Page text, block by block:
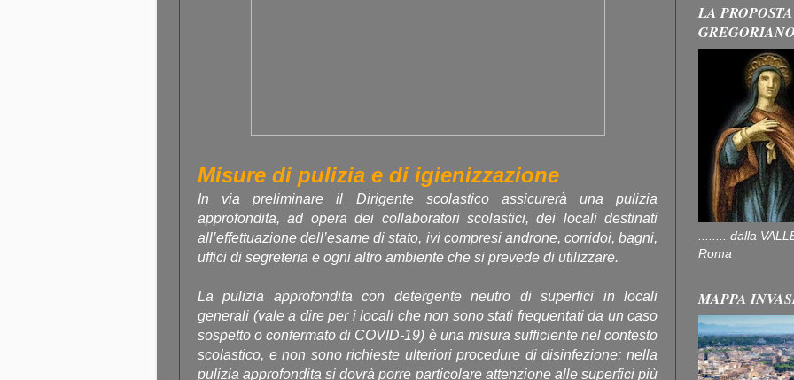
Misure di pulizia e di igienizzazione
In via preliminare il Dirigente scolastico assicurerà una pulizia
approfondita, ad opera dei collaboratori scolastici, dei locali destinati
all’effettuazione dell’esame di stato, ivi compresi androne, corridoi, bagni,
uffici di segreteria e ogni altro ambiente che si prevede di utilizzare.
La pulizia approfondita con detergente neutro di superfici in locali
generali (vale a dire per i locali che non sono stati frequentati da un caso
sospetto o confermato di COVID-19) è una misura sufficiente nel contesto
scolastico, e non sono richieste ulteriori procedure di disinfezione; nella
pulizia approfondita si dovrà porre particolare attenzione alle superfici più
LA
........ dalla
Roma
MAPPA